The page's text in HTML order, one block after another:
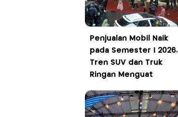
Penjualan Mobil Naik
pada Semester I 2026,
Tren SUV dan Truk
Ringan Menguat